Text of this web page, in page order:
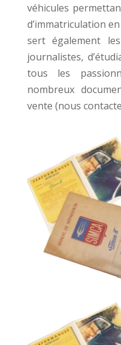
véhicules
d’immatriculation
sert également
journalistes,
tous les
nombreux
vente (nous